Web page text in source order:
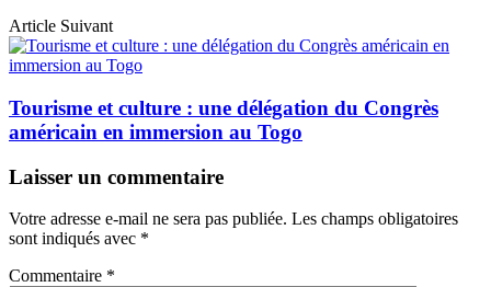
Article Suivant
Tourisme et culture : une délégation du Congrès
américain en immersion au Togo
Laisser un commentaire
Votre adresse e-mail ne sera pas publiée. Les champs obligatoires
sont indiqués avec *
Commentaire *